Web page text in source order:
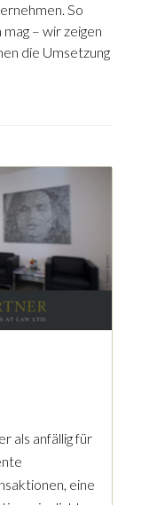
So
– wir zeigen
die Umsetzung
als anfällig für
eine